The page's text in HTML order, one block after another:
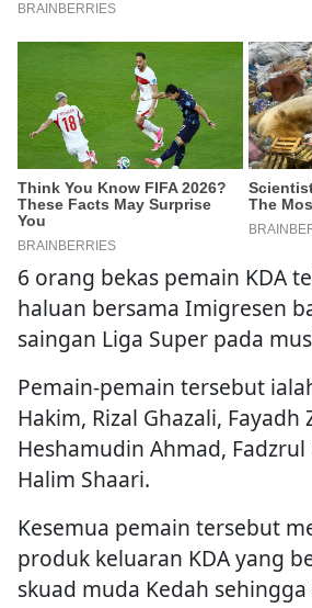
6 orang bekas pemain KDA
haluan bersama Imigresen
saingan Liga Super pada
Pemain-pemain tersebut
Hakim, Rizal Ghazali, Fayadh
Heshamudin Ahmad,
Halim Shaari.
Kesemua pemain tersebut
produk keluaran KDA yang
skuad muda Kedah sehingga